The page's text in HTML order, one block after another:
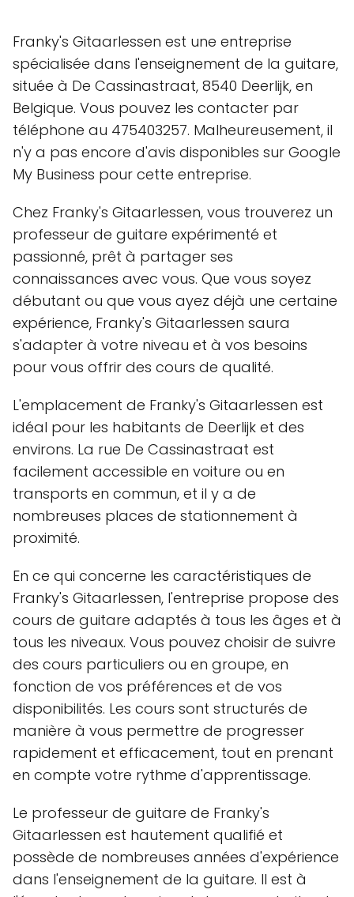
Franky's Gitaarlessen est une entreprise
spécialisée dans l'enseignement de la guitare,
située à De Cassinastraat, 8540 Deerlijk, en
Belgique. Vous pouvez les contacter par
téléphone au 475403257. Malheureusement, il
n'y a pas encore d'avis disponibles sur Google
My Business pour cette entreprise.
Chez Franky's Gitaarlessen, vous trouverez un
professeur de guitare expérimenté et
passionné, prêt à partager ses
connaissances avec vous. Que vous soyez
débutant ou que vous ayez déjà une certaine
expérience, Franky's Gitaarlessen saura
s'adapter à votre niveau et à vos besoins
pour vous offrir des cours de qualité.
L'emplacement de Franky's Gitaarlessen est
idéal pour les habitants de Deerlijk et des
environs. La rue De Cassinastraat est
facilement accessible en voiture ou en
transports en commun, et il y a de
nombreuses places de stationnement à
proximité.
En ce qui concerne les caractéristiques de
Franky's Gitaarlessen, l'entreprise propose des
cours de guitare adaptés à tous les âges et à
tous les niveaux. Vous pouvez choisir de suivre
des cours particuliers ou en groupe, en
fonction de vos préférences et de vos
disponibilités. Les cours sont structurés de
manière à vous permettre de progresser
rapidement et efficacement, tout en prenant
en compte votre rythme d'apprentissage.
Le professeur de guitare de Franky's
Gitaarlessen est hautement qualifié et
possède de nombreuses années d'expérience
dans l'enseignement de la guitare. Il est à